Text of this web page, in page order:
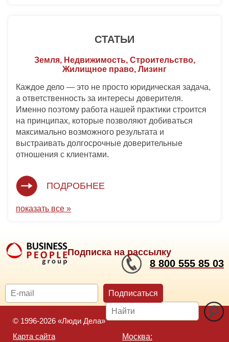
СТАТЬИ
Земля, Недвижимость, Строительство,
Жилищное право, Лизинг
Каждое дело — это не просто юридическая задача,
а ответственность за интересы доверителя.
Именно поэтому работа нашей практики строится
на принципах, которые позволяют добиваться
максимально возможного результата и
выстраивать долгосрочные доверительные
отношения с клиентами.
ПОДРОБНЕЕ
показать все »
Подписка на рассылку
8 800 555 85 03
Подписаться
© 1996-2026 «Люди Дела»
Карта сайта
Москва: